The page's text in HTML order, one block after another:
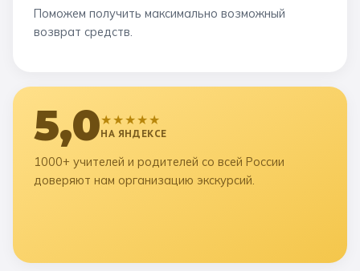
Поможем получить максимально возможный
возврат средств.
5,0★★★★★
НА ЯНДЕКСЕ
1000+ учителей и родителей со всей России
доверяют нам организацию экскурсий.